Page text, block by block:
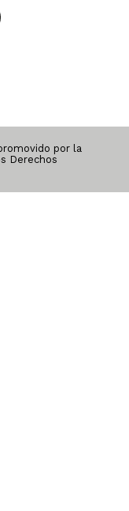
por la
Derechos